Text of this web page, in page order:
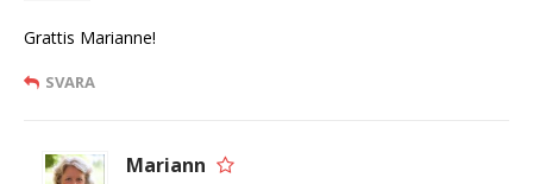
Grattis Marianne!
SVARA
Mariann